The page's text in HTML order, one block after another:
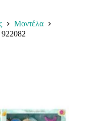
Μοντέλα